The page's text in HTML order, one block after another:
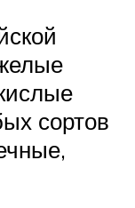
сортов